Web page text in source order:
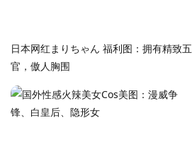
日本网红まりちゃん 福利图：拥有精致五
官，傲人胸围